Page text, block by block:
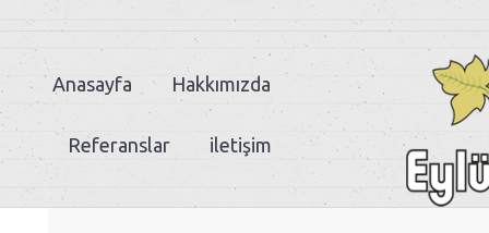
Anasayfa Hakkımızda
Referanslar iletişim